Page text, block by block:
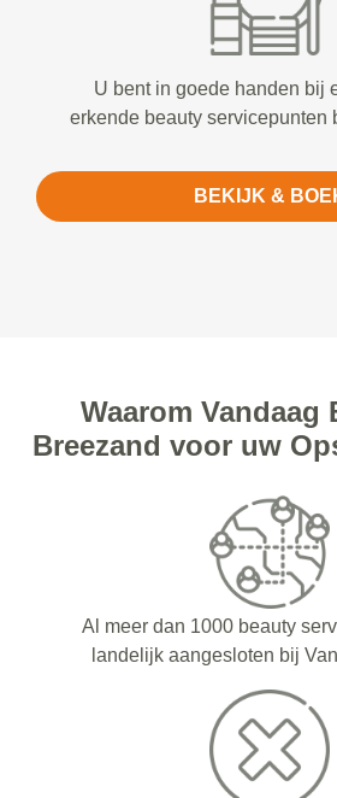
U bent in goede handen bij
erkende beauty servicepunten
BEKIJK &
Waarom Vandaag
Breezand voor uw
Al meer dan 1000 beauty
landelijk aangesloten bij